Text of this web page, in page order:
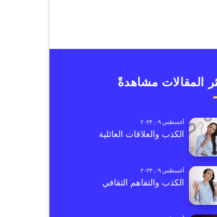
المقالات مشاهدةً
أغسطس ٠٩, ٢٠٢٣
الكذب والعلاقات العائلية
أغسطس ٠٩, ٢٠٢٣
الكذب والتفاهم الثقافي